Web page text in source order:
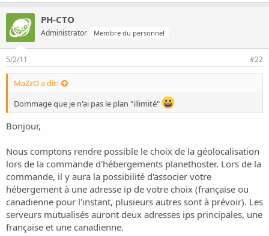
PH-CTO
Administrator Membre du personnel
5/2/11 #22
MaZzO a dit:
Dommage que je n'ai pas le plan "illimité"
Bonjour,
Nous comptons rendre possible le choix de la géolocalisation
lors de la commande d'hébergements planethoster. Lors de la
commande, il y aura la possibilité d'associer votre
hébergement à une adresse ip de votre choix (française ou
canadienne pour l'instant, plusieurs autres sont à prévoir). Les
serveurs mutualisés auront deux adresses ips principales, une
française et une canadienne.